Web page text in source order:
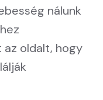
nálunk
az oldalt, hogy